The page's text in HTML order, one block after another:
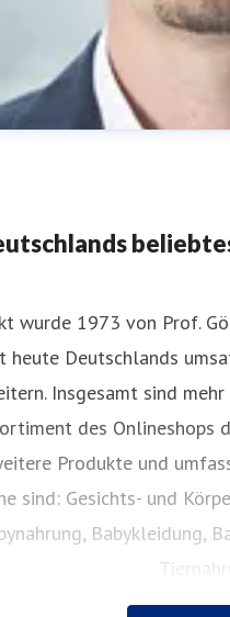
presse@dm.de
wurde 1973 von Prof.
heute Deutschlands
Insgesamt sind
des Onlineshops
Produkte und
sind: Gesichts- und
Babykleidung,